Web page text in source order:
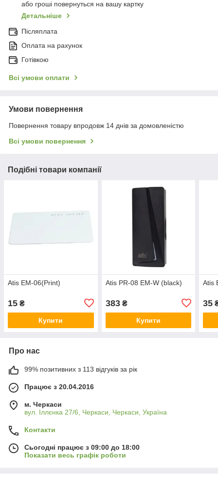
або гроші повернуться на вашу картку
Детальніше
Післяплата
Оплата на рахунок
Готівкою
Всі умови оплати
Умови повернення
Повернення товару впродовж 14 днів за домовленістю
Всі умови повернення
Подібні товари компанії
Atis EM-06(Print)
15 ₴
Купити
Atis PR-08 EM-W (black)
383₴
Купити
Atis
35
Про нас
99% позитивних з 113 відгуків за рік
Працює з 20.04.2016
м. Черкаси
вул. Іллєнка 27/6, Черкаси, Черкаси, Україна
Контакти
Сьогодні працює з 09:00 до 18:00
Показати весь графік роботи